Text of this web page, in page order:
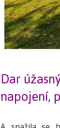
Dar
napojení,